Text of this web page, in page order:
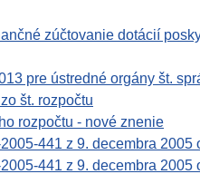
zúčtovanie dotácií
pre ústredné orgány št.
št. rozpočtu
rozpočtu - nové znenie
441 z 9. decembra
441 z 9. decembra